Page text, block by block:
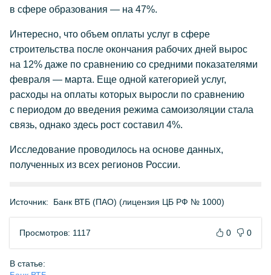
в сфере образования — на 47%.
Интересно, что объем оплаты услуг в сфере
строительства после окончания рабочих дней вырос
на 12% даже по сравнению со средними показателями
февраля — марта. Еще одной категорией услуг,
расходы на оплаты которых выросли по сравнению
с периодом до введения режима самоизоляции стала
связь, однако здесь рост составил 4%.
Исследование проводилось на основе данных,
полученных из всех регионов России.
Источник: Банк ВТБ (ПАО) (лицензия ЦБ РФ № 1000)
Просмотров: 1117 0 0
В статье: